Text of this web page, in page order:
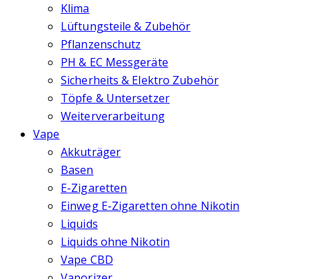
Klima
Lüftungsteile & Zubehör
Pflanzenschutz
PH & EC Messgeräte
Sicherheits & Elektro Zubehör
Töpfe & Untersetzer
Weiterverarbeitung
Vape
Akkuträger
Basen
E-Zigaretten
Einweg E-Zigaretten ohne Nikotin
Liquids
Liquids ohne Nikotin
Vape CBD